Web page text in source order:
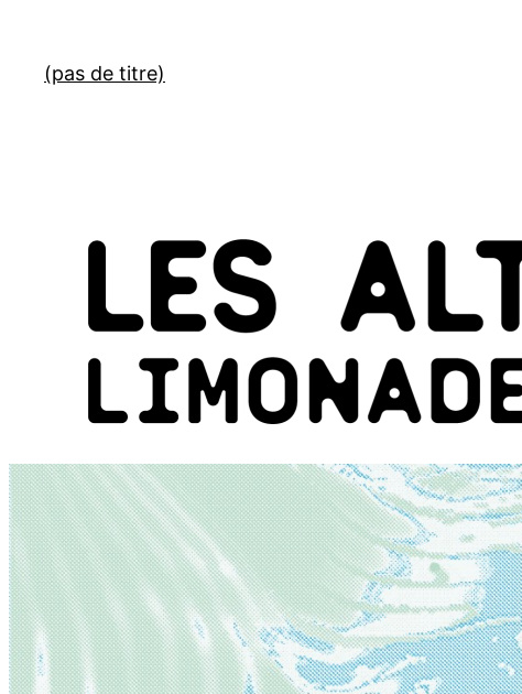
contenu
(pas de titre)